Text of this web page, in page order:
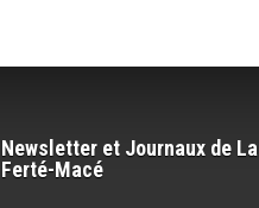
Newsletter et Journaux de La
Ferté-Macé